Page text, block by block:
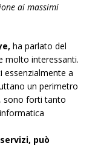
ai massimi
ha parlato del
molto interessanti.
essenzialmente a
un perimetro
sono forti tanto
può